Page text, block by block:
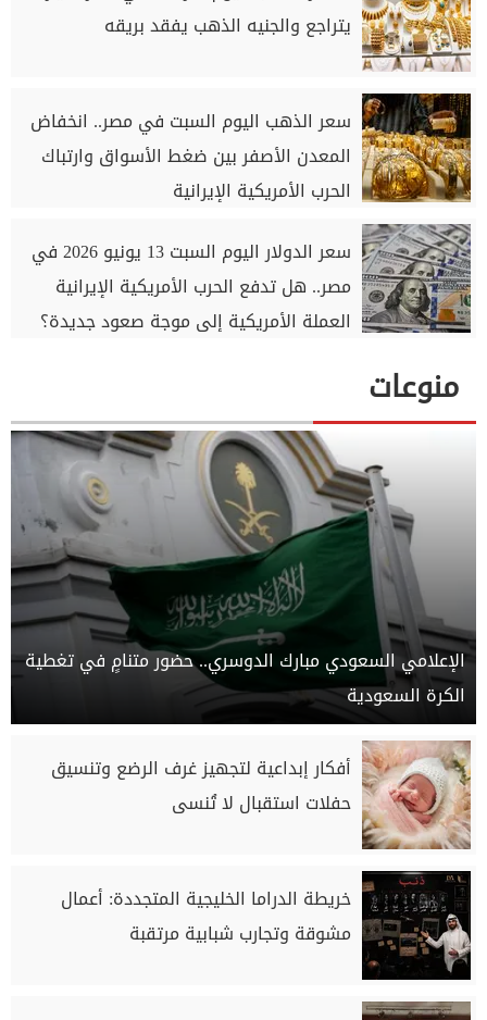
يتراجع والجنيه الذهب يفقد بريقه
سعر الذهب اليوم السبت في مصر.. انخفاض
المعدن الأصفر بين ضغط الأسواق وارتباك
الحرب الأمريكية الإيرانية
سعر الدولار اليوم السبت 13 يونيو 2026 في
مصر.. هل تدفع الحرب الأمريكية الإيرانية
العملة الأمريكية إلى موجة صعود جديدة؟
منوعات
الإعلامي السعودي مبارك الدوسري.. حضور متنامٍ في تغطية
الكرة السعودية
أفكار إبداعية لتجهيز غرف الرضع وتنسيق
حفلات استقبال لا تُنسى
خريطة الدراما الخليجية المتجددة: أعمال
مشوقة وتجارب شبابية مرتقبة